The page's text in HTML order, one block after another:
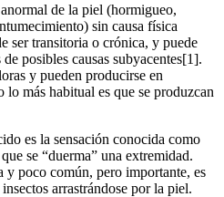
de la piel (hormigueo,
sin causa física
ser transitoria o crónica, y puede
posibles causas subyacentes[1].
y pueden producirse en
más habitual es que se produzcan
es la sensación conocida como
se “duerma” una extremidad.
y poco común, pero importante, es
arrastrándose por la piel.